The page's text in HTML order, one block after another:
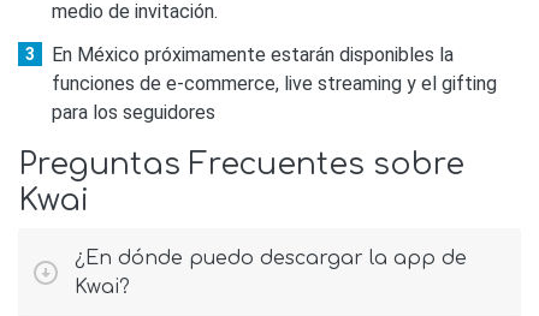
medio de invitación.
En México próximamente estarán disponibles la
funciones de e-commerce, live streaming y el gifting
para los seguidores
Preguntas Frecuentes sobre
Kwai
¿En dónde puedo descargar la app de
Kwai?